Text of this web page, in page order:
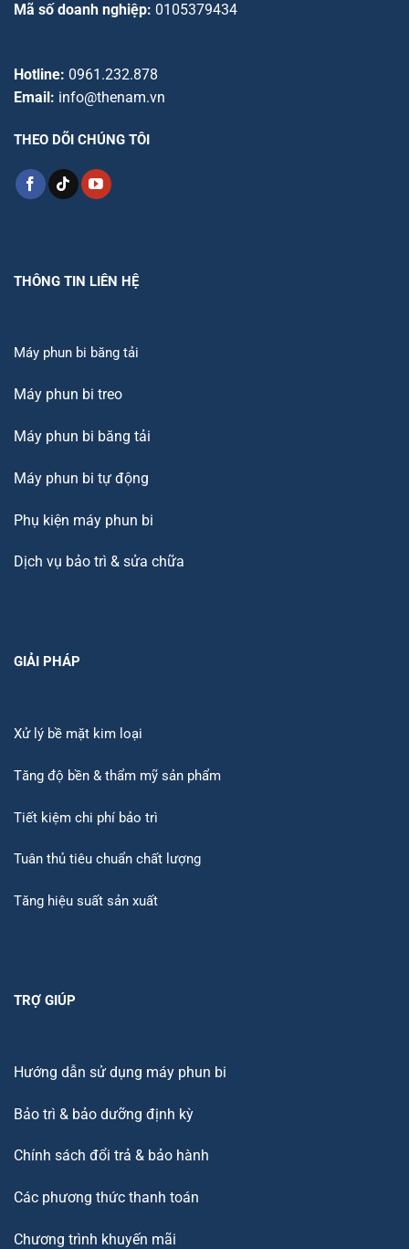
Mã số doanh nghiệp: 0105379434
Hotline: 0961.232.878
Email: info@thenam.vn
THEO DÕI CHÚNG TÔI
THÔNG TIN LIÊN HỆ
Máy phun bi băng tải
Máy phun bi treo
Máy phun bi băng tải
Máy phun bi tự động
Phụ kiện máy phun bi
Dịch vụ bảo trì & sửa chữa
GIẢI PHÁP
Xử lý bề mặt kim loại
Tăng độ bền & thẩm mỹ sản phẩm
Tiết kiệm chi phí bảo trì
Tuân thủ tiêu chuẩn chất lượng
Tăng hiệu suất sản xuất
TRỢ GIÚP
Hướng dẫn sử dụng máy phun bi
Bảo trì & bảo dưỡng định kỳ
Chính sách đổi trả & bảo hành
Các phương thức thanh toán
Chương trình khuyến mãi